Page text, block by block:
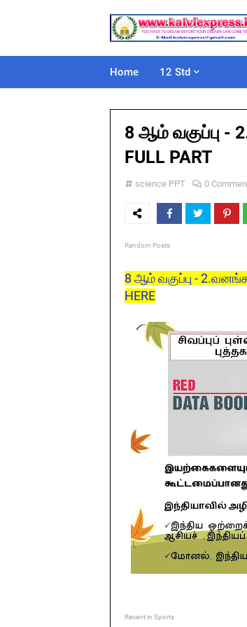
Home 12 Std
8 ஆம் வகுப்பு -
FULL PART
science PPT 0
Random Posts
8 ஆம் வகுப்பு -
HERE
Recent in Sports